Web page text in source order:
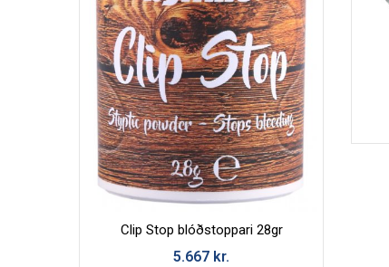
Clip Stop blóðstoppari 28gr
5.667 kr.